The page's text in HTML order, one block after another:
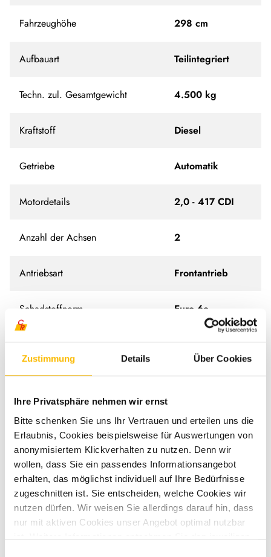
Zustimmung Details Über Cookies
Ihre Privatsphäre nehmen wir ernst
Bitte schenken Sie uns Ihr Vertrauen und erteilen uns die
Erlaubnis, Cookies beispielsweise für Auswertungen von
anonymisiertem Klickverhalten zu nutzen. Denn wir
wollen, dass Sie ein passendes Informationsangebot
erhalten, das möglichst individuell auf Ihre Bedürfnisse
zugeschnitten ist. Sie entscheiden, welche Cookies wir
nutzen dürfen. Wir weisen Sie allerdings darauf hin, dass
nur mit aktiven Cookies unser Angebot optimal nutzbar
ist. Weitere Informationen entnehmen Sie den jeweiligen
Fahrzeughöhe 298 cm
Aufbauart Teilintegriert
Techn. zul. Gesamtgewicht 4.500 kg
Kraftstoff Diesel
Getriebe Automatik
Motordetails 2,0 - 417 CDI
Anzahl der Achsen 2
Antriebsart Frontantrieb
Schadstoffnorm Euro 6e
Umweltplakette grün
Ausstattung
Fahrgestell
Verkehrszeichenerkennung
Regensensor